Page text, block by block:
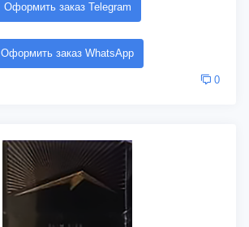
Оформить заказ Telegram
Оформить заказ WhatsApp
0